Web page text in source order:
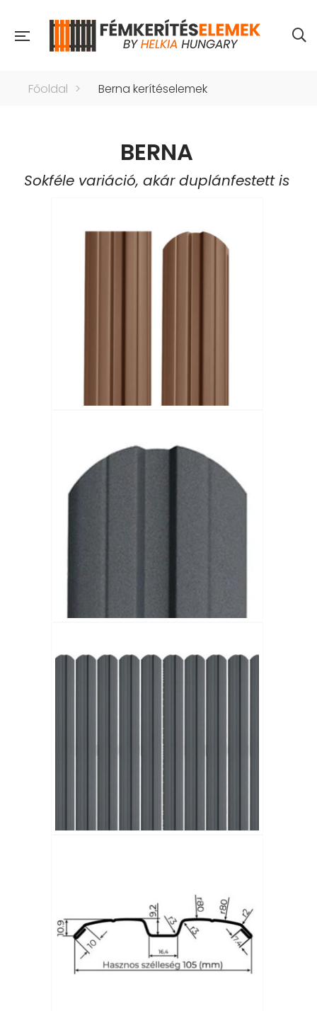
Főoldal > Berna kerítéselemek
BERNA
Sokféle variáció, akár duplánfestett is